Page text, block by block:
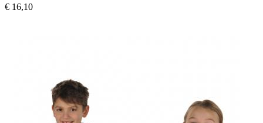
€ 16,10